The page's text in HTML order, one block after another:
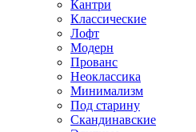
Кантри
Классические
Лофт
Модерн
Прованс
Неоклассика
Минимализм
Под старину
Скандинавские